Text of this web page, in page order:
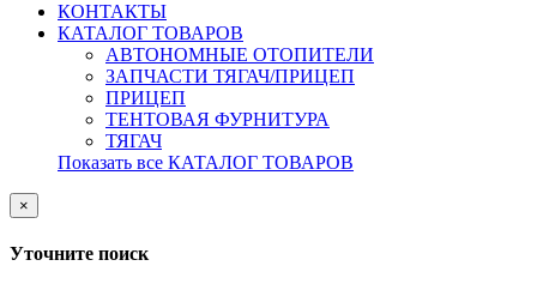
КОНТАКТЫ
КАТАЛОГ ТОВАРОВ
АВТОНОМНЫЕ ОТОПИТЕЛИ
ЗАПЧАСТИ ТЯГАЧ/ПРИЦЕП
ПРИЦЕП
ТЕНТОВАЯ ФУРНИТУРА
ТЯГАЧ
Показать все КАТАЛОГ ТОВАРОВ
×
Уточните поиск